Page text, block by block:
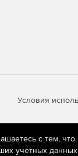
Условия
технологии
с тем,
учетных